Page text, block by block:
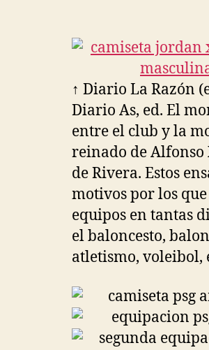
↑ Diario La Razón
Diario As, ed. El
entre el club y la
reinado de
de Rivera. Estos
motivos por los
equipos en tantas
el baloncesto,
atletismo, voleibol,